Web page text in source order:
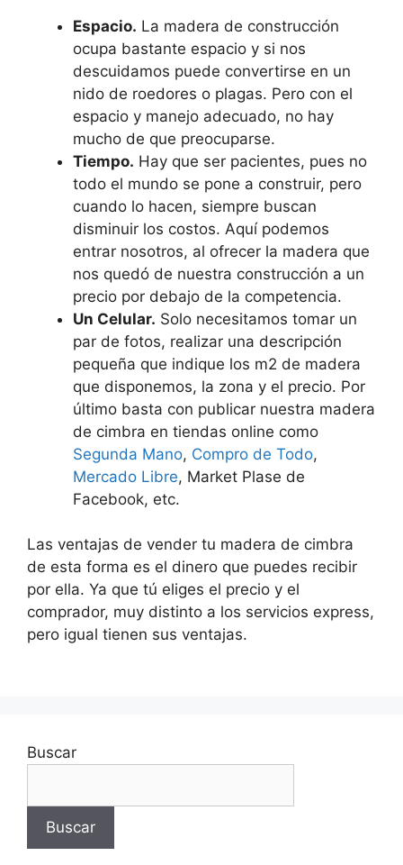
Espacio. La madera de construcción
ocupa bastante espacio y si nos
descuidamos puede convertirse en un
nido de roedores o plagas. Pero con el
espacio y manejo adecuado, no hay
mucho de que preocuparse.
Tiempo. Hay que ser pacientes, pues no
todo el mundo se pone a construir, pero
cuando lo hacen, siempre buscan
disminuir los costos. Aquí podemos
entrar nosotros, al ofrecer la madera que
nos quedó de nuestra construcción a un
precio por debajo de la competencia.
Un Celular. Solo necesitamos tomar un
par de fotos, realizar una descripción
pequeña que indique los m2 de madera
que disponemos, la zona y el precio. Por
último basta con publicar nuestra madera
de cimbra en tiendas online como
Segunda Mano, Compro de Todo,
Mercado Libre, Market Plase de
Facebook, etc.
Las ventajas de vender tu madera de cimbra
de esta forma es el dinero que puedes recibir
por ella. Ya que tú eliges el precio y el
comprador, muy distinto a los servicios express,
pero igual tienen sus ventajas.
Buscar
Buscar